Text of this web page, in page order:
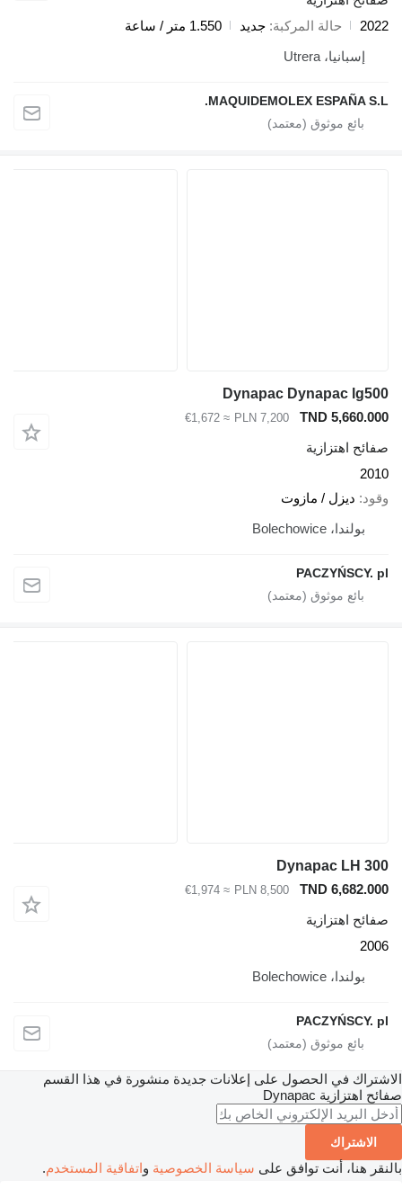
2022
حالة المركبة جديد
1.550 متر / ساعة
إسبانيا، Utrera
MAQUIDEMOLEX ESPAÑA S.L.
Dynapac Dynapac lg500
TND 5,660.000
PLN 7,200
≈ €1,672
صفائح اهتزازية
2010
وقود ديزل / مازوت
بولندا، Bolechowice
PACZYŃSCY. pl
Dynapac LH 300
TND 6,682.000
PLN 8,500
≈ €1,974
صفائح اهتزازية
2006
بولندا، Bolechowice
PACZYŃSCY. pl
الاشتراك في الحصول على إعلانات جديدة منشورة في هذا القسم
صفائح اهتزازية Dynapac
الاشتراك
بالنقر هنا، أنت توافق على سياسة الخصوصية واتفاقية المستخدم.